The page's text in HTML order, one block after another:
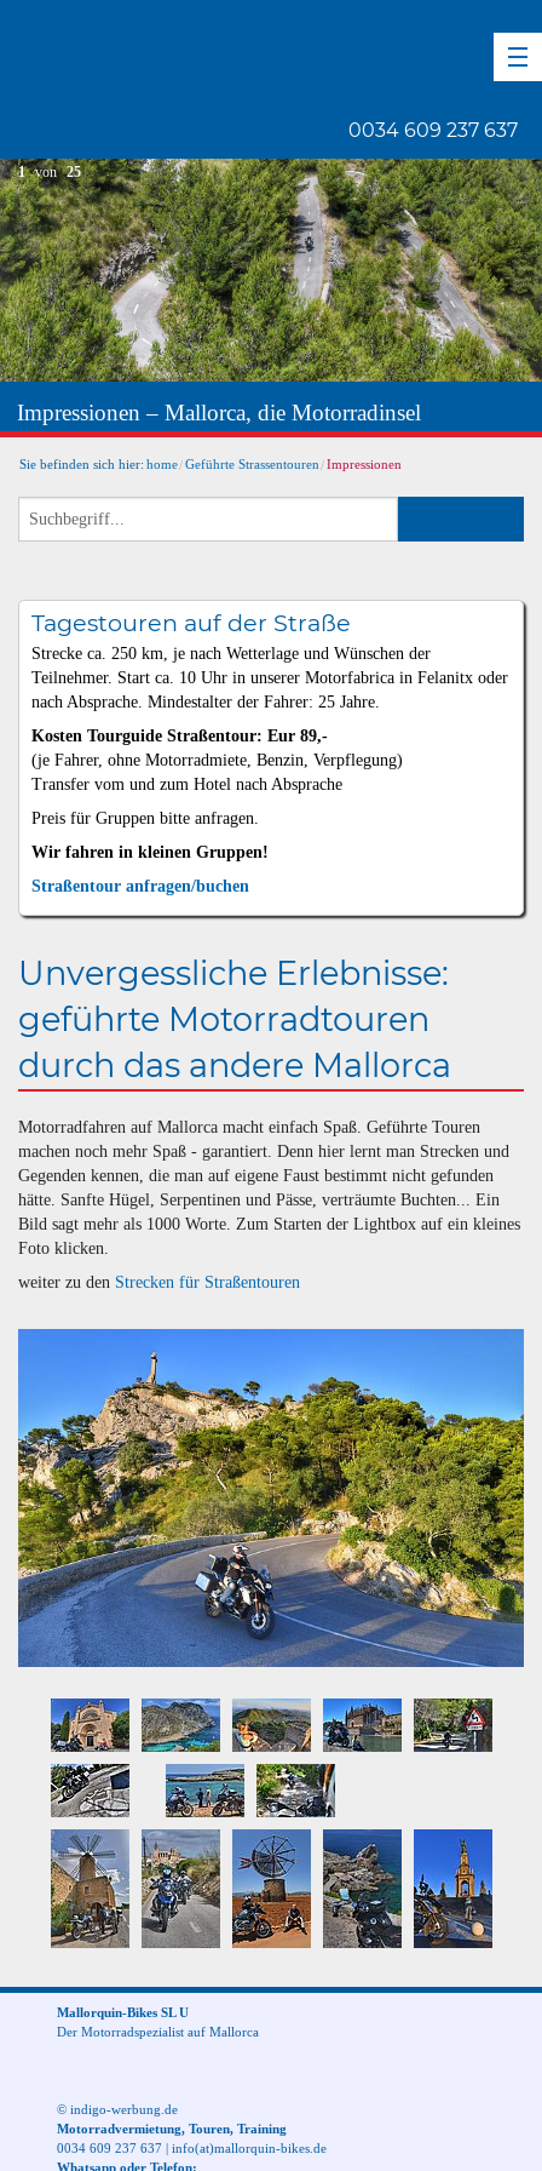
0034 609 237 637
Impressionen – Mallorca, die Motorradinsel
1 von 25
Sie befinden sich hier: home Geführte Strassentouren Impressionen
Tagestouren auf der Straße
Strecke ca. 250 km, je nach Wetterlage und Wünschen der
Teilnehmer. Start ca. 10 Uhr in unserer Motorfabrica in Felanitx oder
nach Absprache. Mindestalter der Fahrer: 25 Jahre.
Kosten Tourguide Straßentour: Eur 89,-
(je Fahrer, ohne Motorradmiete, Benzin, Verpflegung)
Transfer vom und zum Hotel nach Absprache
Preis für Gruppen bitte anfragen.
Wir fahren in kleinen Gruppen!
Straßentour anfragen/buchen
Unvergessliche Erlebnisse:
geführte Motorradtouren
durch das andere Mallorca
Motorradfahren auf Mallorca macht einfach Spaß. Geführte Touren
machen noch mehr Spaß - garantiert. Denn hier lernt man Strecken und
Gegenden kennen, die man auf eigene Faust bestimmt nicht gefunden
hätte. Sanfte Hügel, Serpentinen und Pässe, verträumte Buchten... Ein
Bild sagt mehr als 1000 Worte. Zum Starten der Lightbox auf ein kleines
Foto klicken.
weiter zu den Strecken für Straßentouren
Mallorquin-Bikes SL U
Der Motorradspezialist auf Mallorca
© indigo-werbung.de
Motorradvermietung, Touren, Training
0034 609 237 637 | info(at)mallorquin-bikes.de
Whatsapp oder Telefon: